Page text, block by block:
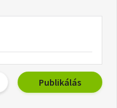
Publikálás